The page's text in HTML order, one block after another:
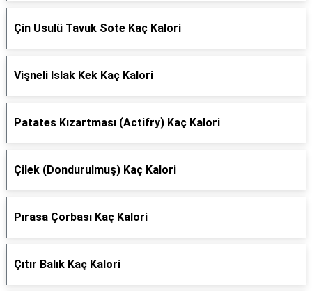
Çin Usulü Tavuk Sote Kaç Kalori
Vişneli Islak Kek Kaç Kalori
Patates Kızartması (Actifry) Kaç Kalori
Çilek (Dondurulmuş) Kaç Kalori
Pırasa Çorbası Kaç Kalori
Çıtır Balık Kaç Kalori